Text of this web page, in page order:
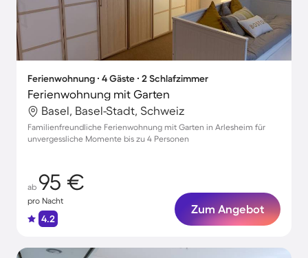
Ferienwohnung ∙ 4 Gäste ∙ 2 Schlafzimmer
Ferienwohnung mit Garten
Basel, Basel-Stadt, Schweiz
Familienfreundliche Ferienwohnung mit Garten in Arlesheim für
unvergessliche Momente bis zu 4 Personen
ab 95 €
pro Nacht
4.2
Zum Angebot